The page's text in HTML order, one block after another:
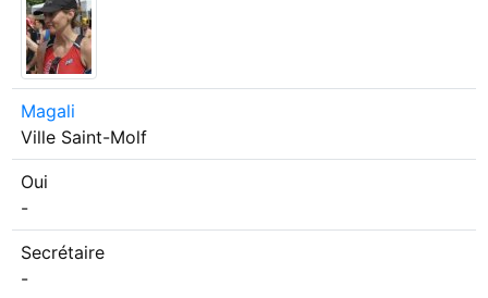
Magali
Ville Saint-Molf
Oui
-
Secrétaire
-